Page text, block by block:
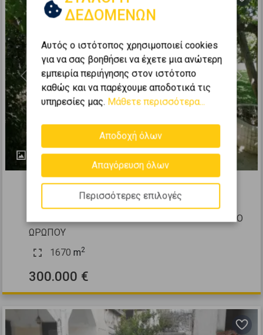
13
Previous Next
263094
Οικιστικό 1670τ.μ. προς πώληση
ΑΝΑΤΟΛΙΚΗ ΑΤΤΙΚΗ - ΥΠΟΛΟΙΠΟ - ΜΑΡΚΟΠΟΥΛΟ
ΩΡΩΠΟΥ
1670 m2
300.000 €
ΔΕΔΟΜΕΝΩΝ
Αυτός ο ιστότοπος χρησιμοποιεί cookies
για να σας βοηθήσει να έχετε μια ανώτερη
εμπειρία περιήγησης στον ιστότοπο
καθώς και να παρέχουμε αποδοτικά τις
υπηρεσίες μας. Μάθετε περισσότερα...
Αποδοχή όλων
Απαγόρευση όλων
Περισσότερες επιλογές